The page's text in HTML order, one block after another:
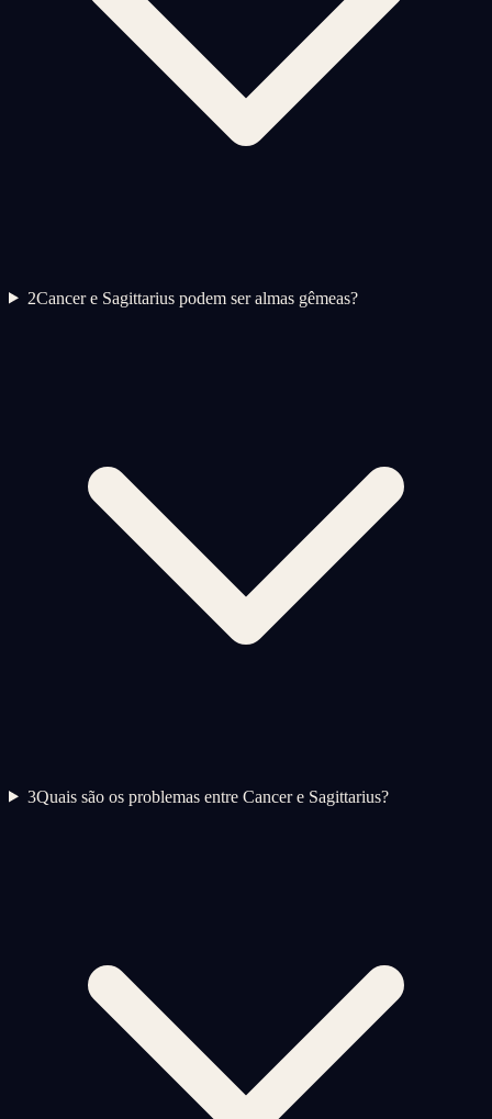
2Cancer e Sagittarius podem ser almas gêmeas?
3Quais são os problemas entre Cancer e Sagittarius?